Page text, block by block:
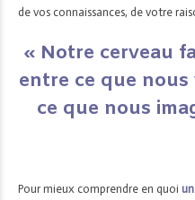
de vos connaissances, de votre
« Notre cerveau
entre ce que
ce que nous
Pour mieux comprendre en quoi